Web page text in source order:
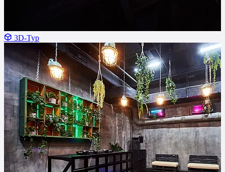
3D-Тур